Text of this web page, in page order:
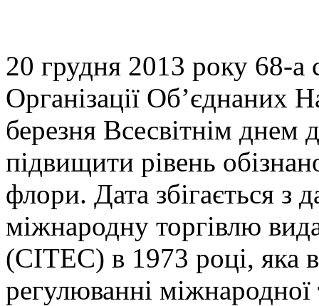
20 грудня 2013 року 68-а
Організації Об’єднаних
березня Всесвітнім
підвищити рівень
флори. Дата збігається з
міжнародну торгівлю
(СІТЕС) в 1973 році, яка
регулюванні